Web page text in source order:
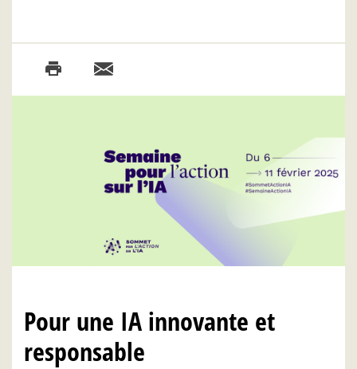
Pour une IA innovante et
responsable